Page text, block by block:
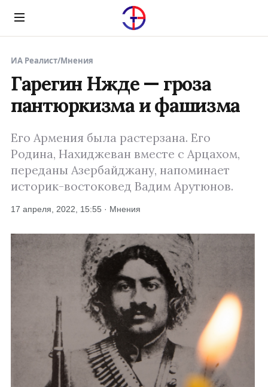
Menu
ИА Реалист/Мнения
Гарегин Нжде — гроза
пантюркизма и фашизма
Его Армения была растерзана. Его
Родина, Нахиджеван вместе с Арцахом,
переданы Азербайджану, напоминает
историк-востоковед Вадим Арутюнов.
17 апреля, 2022, 15:55 · Мнения